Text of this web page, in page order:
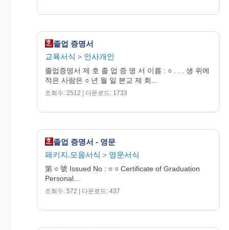
졸업 증명서
교육서식 > 인사개인
졸업증명서 제 호 졸 업 증 명 서 이름 : ○ . . . 생 위에
적은 사람은 ○ 년 월 일 본교 제 회...
조회수: 2512 | 다운로드: 1733
졸업 증명서 - 영문
패키지.모음서식 > 영문서식
第 ○ 號 Issued No : ○ ○ Certificate of Graduation
Personal...
조회수: 572 | 다운로드: 437